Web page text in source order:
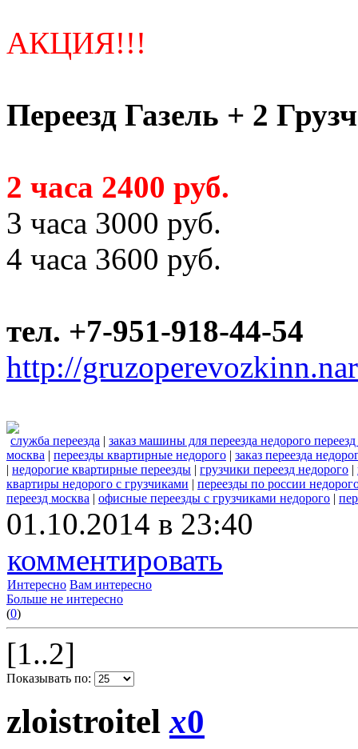
АКЦИЯ!!!
Переезд Газель + 2
2 часа 2400 руб.
3 часа 3000 руб.
4 часа 3600 руб.
тел. +7-951-918-44-54
http://
служба переезда | заказ машины для переезда недорого
москва | переезды квартирные недорого | заказ переезда
| недорогие квартирные переезды | грузчики переезд недорого |
квартиры недорого с грузчиками | переезды по россии
переезд москва | офисные переезды с грузчиками недорого |
01.10.2014 в 23:40
комментировать
Интересно Вам интересно
Больше не интересно
(0)
[1..2]
Показывать по:
zloistroitelx0